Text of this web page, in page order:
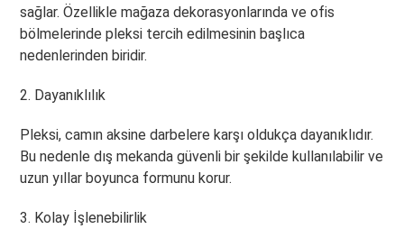
sağlar. Özellikle mağaza dekorasyonlarında ve ofis
bölmelerinde pleksi tercih edilmesinin başlıca
nedenlerinden biridir.
2. Dayanıklılık
Pleksi, camın aksine darbelere karşı oldukça dayanıklıdır.
Bu nedenle dış mekanda güvenli bir şekilde kullanılabilir ve
uzun yıllar boyunca formunu korur.
3. Kolay İşlenebilirlik